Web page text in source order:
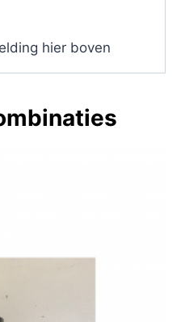
hier boven